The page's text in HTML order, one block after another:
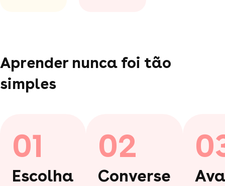
Aprender nunca foi tão
simples
01
Escolha
02
Converse